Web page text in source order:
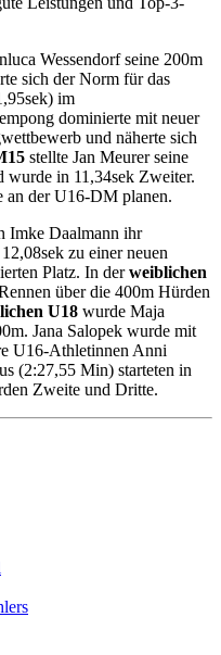
Wessendorf seine 200m
sich der Norm für das
im
dominierte mit neuer
und näherte sich
stellte Jan Meurer seine
wurde in 11,34sek Zweiter.
an der U16-DM planen.
Imke Daalmann ihr
zu einer neuen
Platz. In derweiblichen
über die 400m Hürden
U18 wurde Maja
Jana Salopek wurde mit
U16-Athletinnen Anni
(2:27,55 Min) starteten in
Zweite und Dritte.